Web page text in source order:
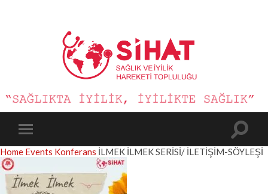
Sağlık
ve
İyilik
mobile
menu
Toggle
field
Home Events Konferans İLMEK İLMEK SERİSİ/ İLETİŞİM-SÖYLEŞİ